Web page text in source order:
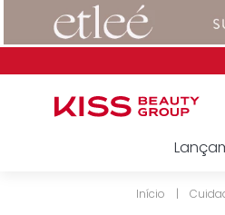
corretivo
2º impress
3º body splash